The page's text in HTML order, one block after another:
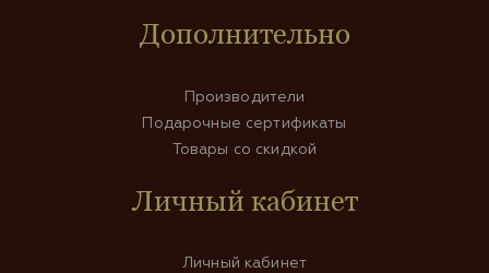
Дополнительно
Производители
Подарочные сертификаты
Товары со скидкой
Личный кабинет
Личный кабинет